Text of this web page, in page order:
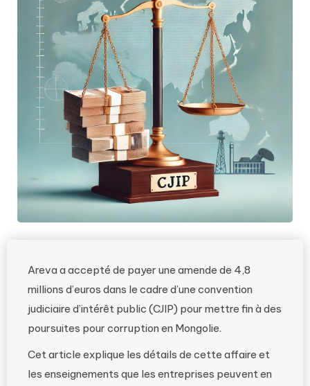
Areva a accepté de payer une amende de 4,8
millions d’euros dans le cadre d’une convention
judiciaire d’intérêt public (CJIP) pour mettre fin à des
poursuites pour corruption en Mongolie.
Cet article explique les détails de cette affaire et
les enseignements que les entreprises peuvent en